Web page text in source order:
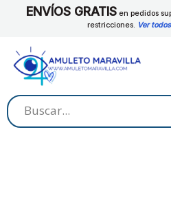
ENVÍOS GRATIS en pedidos
restricciones. Ver